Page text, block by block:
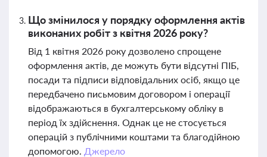
Що змінилося у порядку оформлення актів
виконаних робіт з квітня 2026 року?
Від 1 квітня 2026 року дозволено спрощене
оформлення актів, де можуть бути відсутні ПІБ,
посади та підписи відповідальних осіб, якщо це
передбачено письмовим договором і операції
відображаються в бухгалтерському обліку в
період їх здійснення. Однак це не стосується
операцій з публічними коштами та благодійною
допомогою. Джерело